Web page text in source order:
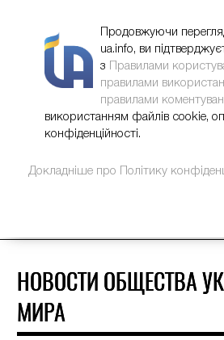
НОВОСТИ ОБЩЕСТВА
МИРА
Продовжуючи
ua.info, ви
з
Правилами
правилами
правилами
використанням файлів cookie,
конфіденційності.
Докладніше про Політику